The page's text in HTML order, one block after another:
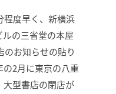
程度早く、新横浜
の三省堂の本屋
のお知らせの貼り
2月に東京の八重
型書店の閉店が